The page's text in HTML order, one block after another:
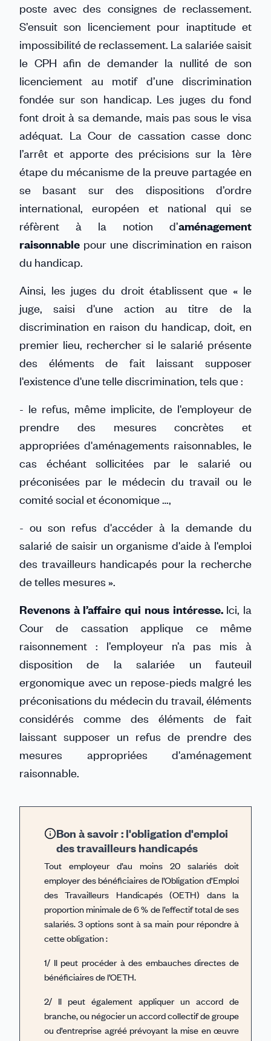
poste avec des consignes de reclassement.
S’ensuit son licenciement pour inaptitude et
impossibilité de reclassement. La salariée saisit
le CPH afin de demander la nullité de son
licenciement au motif d’une discrimination
fondée sur son handicap. Les juges du fond
font droit à sa demande, mais pas sous le visa
adéquat. La Cour de cassation casse donc
l’arrêt et apporte des précisions sur la 1ère
étape du mécanisme de la preuve partagée en
se basant sur des dispositions d’ordre
international, européen et national qui se
réfèrent à la notion d’aménagement
raisonnable pour une discrimination en raison
du handicap.
Ainsi, les juges du droit établissent que « le
juge, saisi d'une action au titre de la
discrimination en raison du handicap, doit, en
premier lieu, rechercher si le salarié présente
des éléments de fait laissant supposer
l'existence d'une telle discrimination, tels que :
- le refus, même implicite, de l'employeur de
prendre des mesures concrètes et
appropriées d'aménagements raisonnables, le
cas échéant sollicitées par le salarié ou
préconisées par le médecin du travail ou le
comité social et économique …,
- ou son refus d'accéder à la demande du
salarié de saisir un organisme d'aide à l'emploi
des travailleurs handicapés pour la recherche
de telles mesures ».
Revenons à l’affaire qui nous intéresse.Ici, la
Cour de cassation applique ce même
raisonnement : l’employeur n’a pas mis à
disposition de la salariée un fauteuil
ergonomique avec un repose-pieds malgré les
préconisations du médecin du travail, éléments
considérés comme des éléments de fait
laissant supposer un refus de prendre des
mesures appropriées d'aménagement
raisonnable.
Bon à savoir : l'obligation d'emploi
des travailleurs handicapés
Tout employeur d’au moins 20 salariés doit
employer des bénéficiaires de l’Obligation d’Emploi
des Travailleurs Handicapés (OETH) dans la
proportion minimale de 6 % de l’effectif total de ses
salariés. 3 options sont à sa main pour répondre à
cette obligation :
1/ Il peut procéder à des embauches directes de
bénéficiaires de l’OETH.
2/ Il peut également appliquer un accord de
branche, ou négocier un accord collectif de groupe
ou d’entreprise agréé prévoyant la mise en œuvre